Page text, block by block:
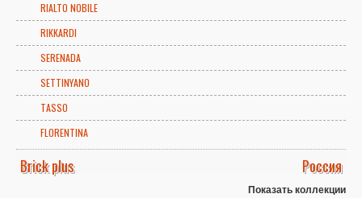
RIALTO NOBILE
RIKKARDI
SERENADA
SETTINYANO
TASSO
FLORENTINA
Brick plus Россия
Показать коллекции